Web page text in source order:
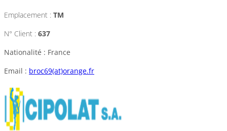
Emplacement : TM
N° Client : 637
Nationalité : France
Email : broc69(at)orange.fr